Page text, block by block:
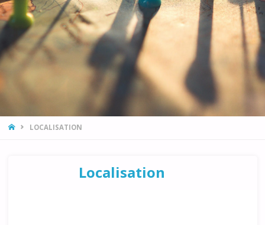
HOMELOCALISATION
Localisation